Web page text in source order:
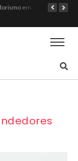
Empreendedorismo em Irecê: Como Arthur Transformou Disciplina Acadêmica na Marca Hustle Culture